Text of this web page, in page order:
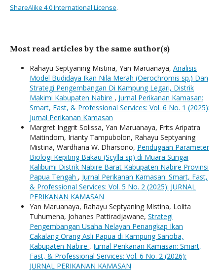
ShareAlike 4.0 International License.
Most read articles by the same author(s)
Rahayu Septyaning Mistina, Yan Maruanaya, Analisis
Model Budidaya Ikan Nila Merah (Oerochromis sp.) Dan
Strategi Pengembangan Di Kampung Legari, Distrik
Makimi Kabupaten Nabire , Jurnal Perikanan Kamasan:
Smart, Fast, & Professional Services: Vol. 6 No. 1 (2025):
Jurnal Perikanan Kamasan
Margret Inggrit Solissa, Yan Maruanaya, Frits Aripatra
Maitindom, Irianty Tampubolon, Rahayu Septyaning
Mistina, Wardhana W. Dharsono, Pendugaan Parameter
Biologi Kepiting Bakau (Scylla sp) di Muara Sungai
Kalibumi Distrik Nabire Barat Kabupaten Nabire Provinsi
Papua Tengah , Jurnal Perikanan Kamasan: Smart, Fast,
& Professional Services: Vol. 5 No. 2 (2025): JURNAL
PERIKANAN KAMASAN
Yan Maruanaya, Rahayu Septyaning Mistina, Lolita
Tuhumena, Johanes Pattiradjawane, Strategi
Pengembangan Usaha Nelayan Penangkap Ikan
Cakalang Orang Asli Papua di Kampung Sanoba,
Kabupaten Nabire , Jurnal Perikanan Kamasan: Smart,
Fast, & Professional Services: Vol. 6 No. 2 (2026):
JURNAL PERIKANAN KAMASAN